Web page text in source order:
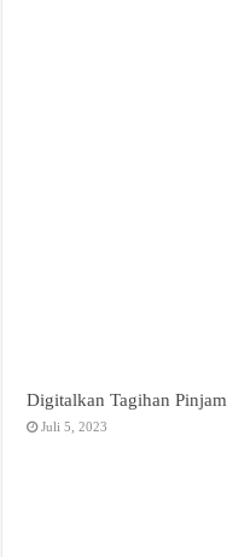
Digitalkan Tagihan
Juli 5, 2023